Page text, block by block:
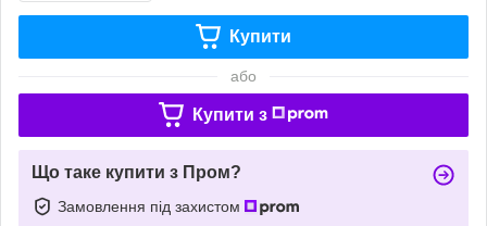
Купити
або
Купити з
Що таке купити з Пром?
Замовлення під захистом